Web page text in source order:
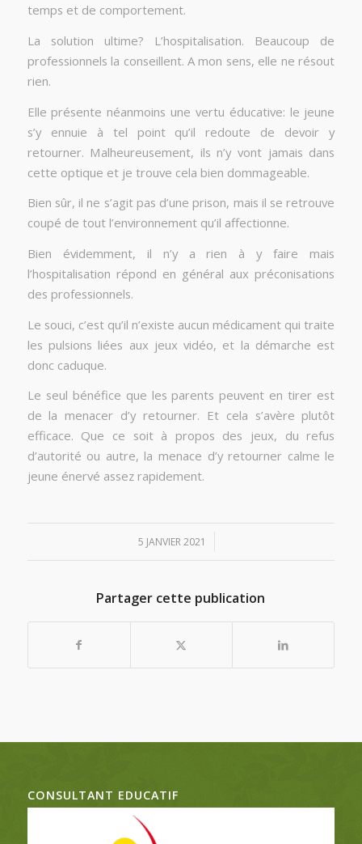
temps et de comportement.
La solution ultime? L’hospitalisation. Beaucoup de
professionnels la conseillent. A mon sens, elle ne résout
rien.
Elle présente néanmoins une vertu éducative: le jeune
s’y ennuie à tel point qu’il redoute de devoir y
retourner. Malheureusement, ils n’y vont jamais dans
cette optique et je trouve cela bien dommageable.
Bien sûr, il ne s’agit pas d’une prison, mais il se retrouve
coupé de tout l’environnement qu’il affectionne.
Bien évidemment, il n’y a rien à y faire mais
l’hospitalisation répond en général aux préconisations
des professionnels.
Le souci, c’est qu’il n’existe aucun médicament qui traite
les pulsions liées aux jeux vidéo, et la démarche est
donc caduque.
Le seul bénéfice que les parents peuvent en tirer est
de la menacer d’y retourner. Et cela s’avère plutôt
efficace. Que ce soit à propos des jeux, du refus
d’autorité ou autre, la menace d’y retourner calme le
jeune énervé assez rapidement.
5 JANVIER 2021
/
Partager cette publication
CONSULTANT EDUCATIF